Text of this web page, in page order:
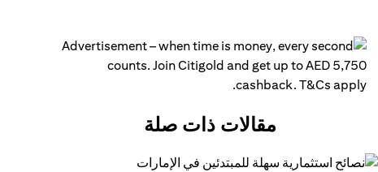
مقالات ذات صلة